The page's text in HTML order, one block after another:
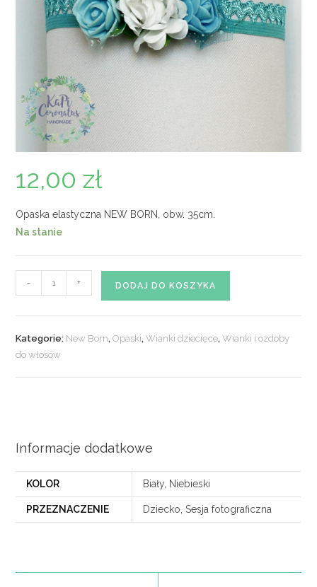
12,00 zł
Opaska elastyczna NEW BORN, obw. 35cm.
Na stanie
Opaska
nr.
- + DODAJ DO KOSZYKA
Kategorie: New Born,Opaski,Wianki dziecięce,Wianki i ozdoby
do włosów
Informacje dodatkowe
KOLOR Biały, Niebieski
PRZEZNACZENIE Dziecko, Sesja fotograficzna